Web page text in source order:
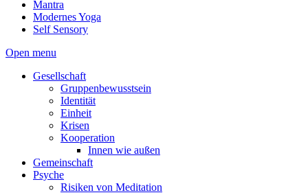
Mantra
Modernes Yoga
Self Sensory
Open menu
Gesellschaft
Gruppenbewusstsein
Identität
Einheit
Krisen
Kooperation
Innen wie außen
Gemeinschaft
Psyche
Risiken von Meditation